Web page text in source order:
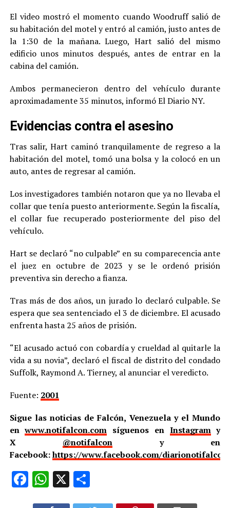
El video mostró el momento cuando Woodruff salió de
su habitación del motel y entró al camión, justo antes de
la 1:30 de la mañana. Luego, Hart salió del mismo
edificio unos minutos después, antes de entrar en la
cabina del camión.
Ambos permanecieron dentro del vehículo durante
aproximadamente 35 minutos, informó El Diario NY.
Evidencias contra el asesino
Tras salir, Hart caminó tranquilamente de regreso a la
habitación del motel, tomó una bolsa y la colocó en un
auto, antes de regresar al camión.
Los investigadores también notaron que ya no llevaba el
collar que tenía puesto anteriormente. Según la fiscalía,
el collar fue recuperado posteriormente del piso del
vehículo.
Hart se declaró “no culpable” en su comparecencia ante
el juez en octubre de 2023 y se le ordenó prisión
preventiva sin derecho a fianza.
Tras más de dos años, un jurado lo declaró culpable. Se
espera que sea sentenciado el 3 de diciembre. El acusado
enfrenta hasta 25 años de prisión.
“El acusado actuó con cobardía y crueldad al quitarle la
vida a su novia”, declaró el fiscal de distrito del condado
Suffolk, Raymond A. Tierney, al anunciar el veredicto.
Fuente: 2001
Sigue las noticias de Falcón, Venezuela y el Mundo
enwww.notifalcon.com síguenos en Instagramy
X @notifalcon y en
Facebook:https://www.facebook.com/
Facebook
WhatsApp
X Compartir